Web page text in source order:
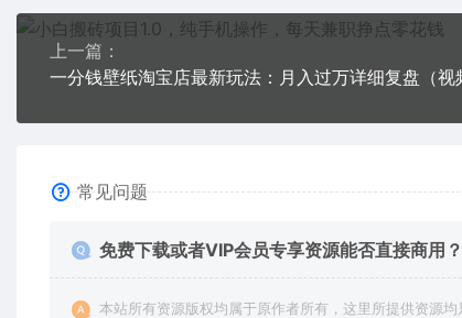
上一篇：
常见问题
免费下载或者VIP会员专享资源能否直接商用？
本站所有资源版权均属于原作者所有，这里所提供资源均